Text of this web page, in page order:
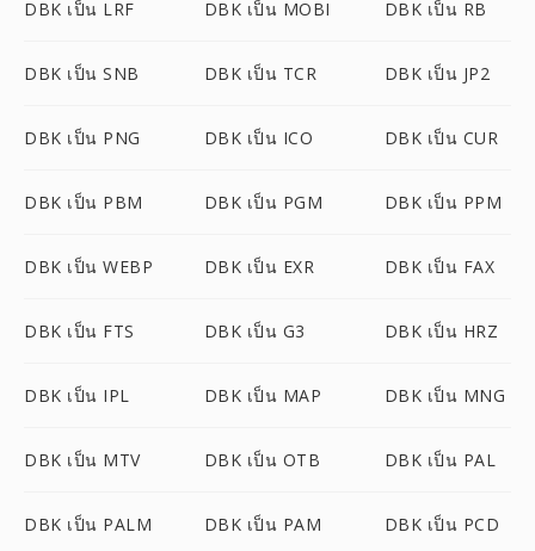
DBK เป็น LRF DBK เป็น MOBI DBK เป็น RB
DBK เป็น SNB DBK เป็น TCR DBK เป็น JP2
DBK เป็น PNG DBK เป็น ICO DBK เป็น CUR
DBK เป็น PBM DBK เป็น PGM DBK เป็น PPM
DBK เป็น WEBP DBK เป็น EXR DBK เป็น FAX
DBK เป็น FTS DBK เป็น G3 DBK เป็น HRZ
DBK เป็น IPL DBK เป็น MAP DBK เป็น MNG
DBK เป็น MTV DBK เป็น OTB DBK เป็น PAL
DBK เป็น PALM DBK เป็น PAM DBK เป็น PCD